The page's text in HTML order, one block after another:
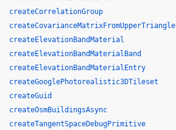
createCorrelationGroup
createCovarianceMatrixFromUpperTriangle
createElevationBandMaterial
createElevationBandMaterialBand
createElevationBandMaterialEntry
createGooglePhotorealistic3DTileset
createGuid
createOsmBuildingsAsync
createTangentSpaceDebugPrimitive